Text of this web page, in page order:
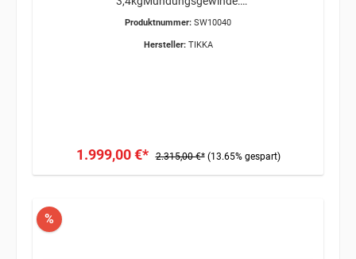
VERSAND ÜBER OVERNITE KURIER 34,95€
Produktnummer: SW10040
Hersteller: TIKKA
1.999,00 €* 2.315,00 €* (13.65% gespart)
%